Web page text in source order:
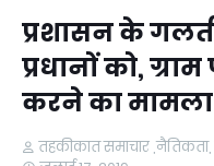
प्रशासन के
प्रधानों को,
करने का मामला
तहकीकात समाचार ,नैतिकता,